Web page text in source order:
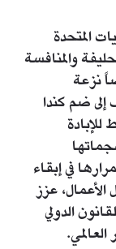
المتحدة
والمنافسة
نزعة
ضم كندا
في إبقاء
عزز
الدولي